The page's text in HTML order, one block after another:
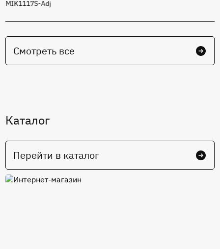
MIK1117S-Adj
Смотреть все
Каталог
Перейти в каталог
Интернет-магазин